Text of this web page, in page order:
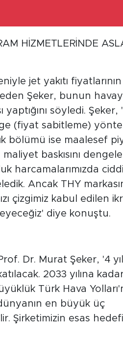
HİZMETLERİNDE
jet yakıtı
eden Şeker, bunun
söyledi. Şeker,
(fiyat sabitleme)
bölümü ise maalesef
baskısını
harcamalarımızda ciddi
Ancak THY
çizgimiz kabul edilen
diye konuştu.
Dr. Murat Şeker, '4
2033 yılına
Türk Hava
en büyük üç
Şirketimizin esas